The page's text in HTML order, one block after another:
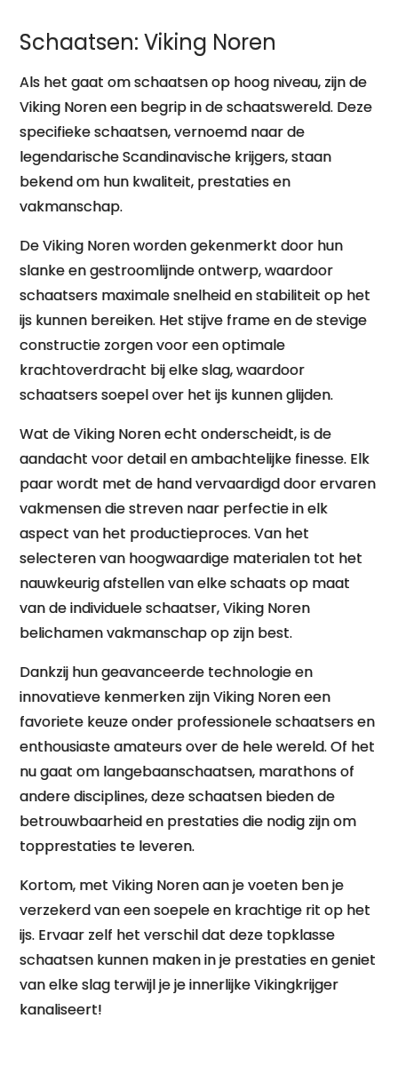
Prestatie
Schaatsen: Viking Noren
Als het gaat om schaatsen op hoog niveau, zijn de
Viking Noren een begrip in de schaatswereld. Deze
specifieke schaatsen, vernoemd naar de
legendarische Scandinavische krijgers, staan
bekend om hun kwaliteit, prestaties en
vakmanschap.
De Viking Noren worden gekenmerkt door hun
slanke en gestroomlijnde ontwerp, waardoor
schaatsers maximale snelheid en stabiliteit op het
ijs kunnen bereiken. Het stijve frame en de stevige
constructie zorgen voor een optimale
krachtoverdracht bij elke slag, waardoor
schaatsers soepel over het ijs kunnen glijden.
Wat de Viking Noren echt onderscheidt, is de
aandacht voor detail en ambachtelijke finesse. Elk
paar wordt met de hand vervaardigd door ervaren
vakmensen die streven naar perfectie in elk
aspect van het productieproces. Van het
selecteren van hoogwaardige materialen tot het
nauwkeurig afstellen van elke schaats op maat
van de individuele schaatser, Viking Noren
belichamen vakmanschap op zijn best.
Dankzij hun geavanceerde technologie en
innovatieve kenmerken zijn Viking Noren een
favoriete keuze onder professionele schaatsers en
enthousiaste amateurs over de hele wereld. Of het
nu gaat om langebaanschaatsen, marathons of
andere disciplines, deze schaatsen bieden de
betrouwbaarheid en prestaties die nodig zijn om
topprestaties te leveren.
Kortom, met Viking Noren aan je voeten ben je
verzekerd van een soepele en krachtige rit op het
ijs. Ervaar zelf het verschil dat deze topklasse
schaatsen kunnen maken in je prestaties en geniet
van elke slag terwijl je je innerlijke Vikingkrijger
kanaliseert!